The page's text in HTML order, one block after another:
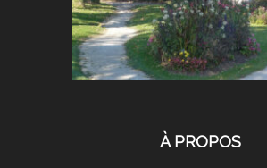
À PROPOS